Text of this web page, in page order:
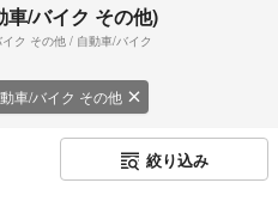
/バイク その他)
ク その他 / 自動車/バイク
車/バイク その他
絞り込み